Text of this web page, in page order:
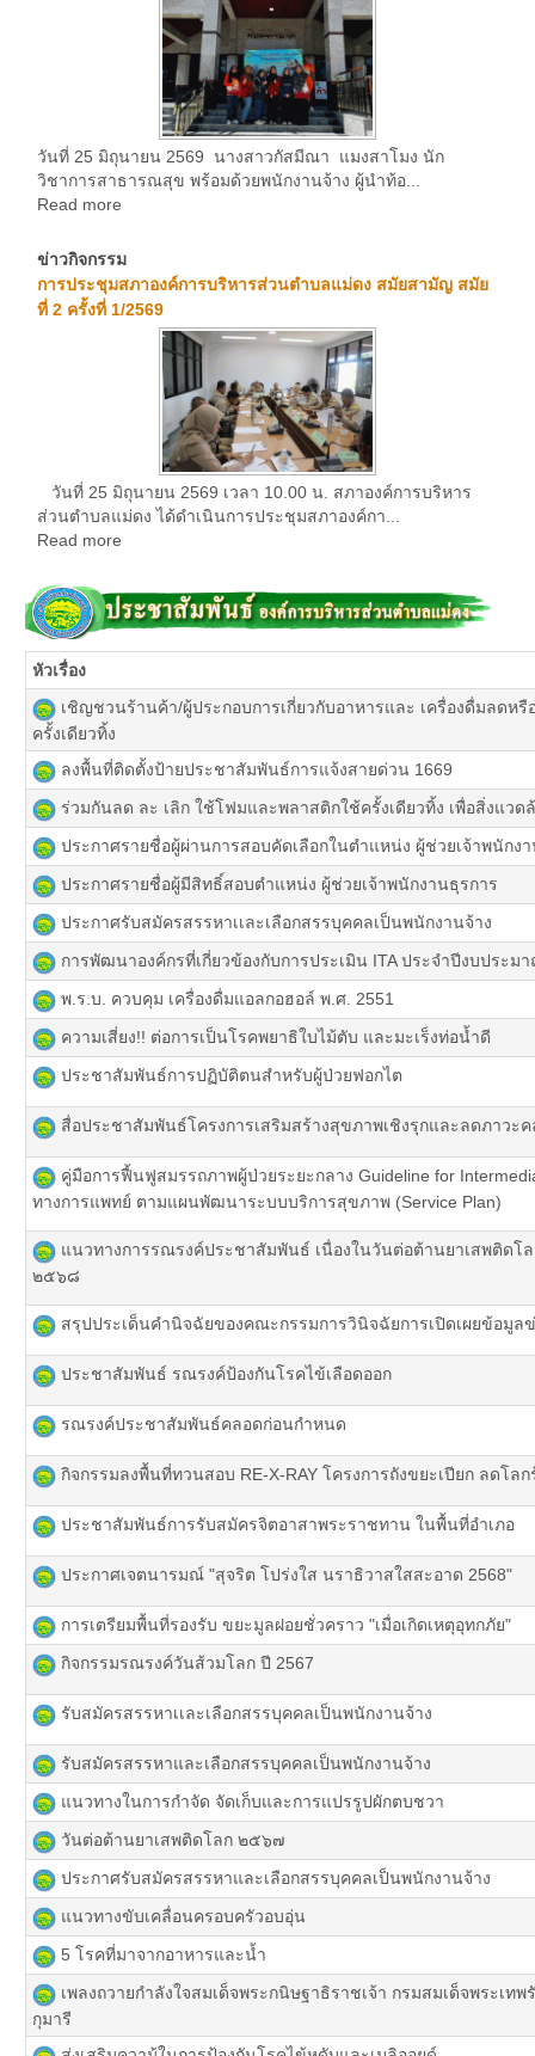
วันที่ 25 มิถุนายน 2569 นางสาวกัสมีณา แมงสาโมง นัก
วิชาการสาธารณสุข พร้อมด้วยพนักงานจ้าง ผู้นำท้อ...
Read more
ข่าวกิจกรรม
การประชุมสภาองค์การบริหารส่วนตำบลแม่ดง สมัยสามัญ สมัย
ที่ 2 ครั้งที่ 1/2569
วันที่ 25 มิถุนายน 2569 เวลา 10.00 น. สภาองค์การบริหาร
ส่วนตำบลแม่ดง ได้ดำเนินการประชุมสภาองค์กา...
Read more
หัวเรื่อง
เชิญชวนร้านค้า/ผู้ประกอบการเกี่ยวกับอาหารและ เครื่องดื่มลดห
ครั้งเดียวทิ้ง
ลงพื้นที่ติดตั้งป้ายประชาสัมพันธ์การแจ้งสายด่วน 1669
ร่วมกันลด ละ เลิก ใช้โฟมและพลาสติกใช้ครั้งเดียวทิ้ง เพื่อสิ่งแวด
ประกาศรายชื่อผู้ผ่านการสอบคัดเลือกในตำแหน่ง ผู้ช่วยเจ้าพนักง
ประกาศรายชื่อผู้มีสิทธิ์สอบตำแหน่ง ผู้ช่วยเจ้าพนักงานธุรการ
ประกาศรับสมัครสรรหาเเละเลือกสรรบุคคลเป็นพนักงานจ้าง
การพัฒนาองค์กรที่เกี่ยวข้องกับการประเมิน ITA ประจำปีงบประม
พ.ร.บ. ควบคุม เครื่องดื่มแอลกอฮอล์ พ.ศ. 2551
ความเสี่ยง!! ต่อการเป็นโรคพยาธิใบไม้ตับ และมะเร็งท่อน้ำดี
ประชาสัมพันธ์การปฏิบัติตนสำหรับผู้ป่วยฟอกไต
สื่อประชาสัมพันธ์โครงการเสริมสร้างสุขภาพเชิงรุกและลดภาวะ
คู่มือการฟื้นฟูสมรรถภาพผู้ป่วยระยะกลาง Guideline for
ทางการแพทย์ ตามแผนพัฒนาระบบบริการสุขภาพ (Service Plan)
แนวทางการรณรงค์ประชาสัมพันธ์ เนื่องในวันต่อต้านยาเสพติดโ
๒๕๖๘
สรุปประเด็นคำนิจฉัยของคณะกรรมการวินิจฉัยการเปิดเผยข้อมูล
ประชาสัมพันธ์ รณรงค์ป้องกันโรคไข้เลือดออก
รณรงค์ประชาสัมพันธ์คลอดก่อนกำหนด
กิจกรรมลงพื้นที่ทวนสอบ RE-X-RAY โครงการถังขยะเปียก ลดโล
ประชาสัมพันธ์การรับสมัครจิตอาสาพระราชทาน ในพื้นที่อำเภอ
ประกาศเจตนารมณ์ "สุจริต โปร่งใส นราธิวาสใสสะอาด 2568"
การเตรียมพื้นที่รองรับ ขยะมูลฝอยชั่วคราว "เมื่อเกิดเหตุอุทกภัย"
กิจกรรมรณรงค์วันส้วมโลก ปี 2567
รับสมัครสรรหาเเละเลือกสรรบุคคลเป็นพนักงานจ้าง
รับสมัครสรรหาและเลือกสรรบุคคลเป็นพนักงานจ้าง
แนวทางในการกำจัด จัดเก็บและการแปรรูปผักตบชวา
วันต่อต้านยาเสพติดโลก ๒๕๖๗
ประกาศรับสมัครสรรหาและเลือกสรรบุคคลเป็นพนักงานจ้าง
แนวทางขับเคลื่อนครอบครัวอบอุ่น
5 โรคที่มาจากอาหารและน้ำ
เพลงถวายกำลังใจสมเด็จพระกนิษฐาธิราชเจ้า กรมสมเด็จพระเ
กุมารี